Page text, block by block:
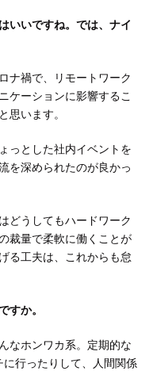
いですね。では、ナイ
ナ禍で、リモートワーク
ケーションに影響するこ
思います。
っとした社内イベントを
を深められたのが良かっ
どうしてもハードワーク
裁量で柔軟に働くことが
る工夫は、これからも怠
すか。
なホンワカ系。定期的な
に行ったりして、人間関係